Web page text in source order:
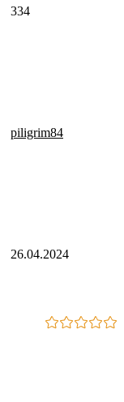
334
piligrim84
26.04.2024